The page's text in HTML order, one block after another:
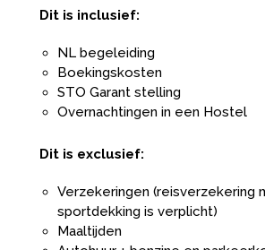
Dit is inclusief:
NL begeleiding
Boekingskosten
STO Garant stelling
Overnachtingen in een Hostel
Dit is exclusief:
Verzekeringen (reisverzekering
sportdekking is verplicht)
Maaltijden